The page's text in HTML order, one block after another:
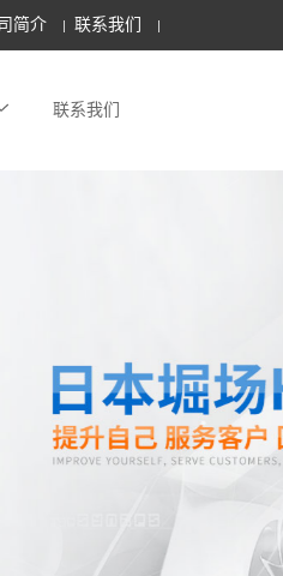
简介 联系我们
联系我们